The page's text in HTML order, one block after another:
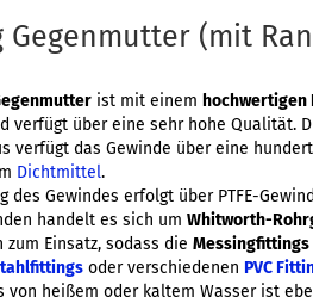
Gegenmutter (mit
ist mit einem hochwertigen
verfügt über eine sehr hohe Qualität.
verfügt das Gewinde über eine
Dichtmittel.
des Gewindes erfolgt über PTFE-
handelt es sich um Whitworth-
Einsatz, sodass die Messingfittings
oder verschiedenen PVC
von heißem oder kaltem Wasser ist